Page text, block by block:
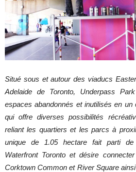
Situé sous et autour des viaducs
Adelaide de Toronto, Underpass
espaces abandonnés et inutilisés en un
qui offre diverses possibilités
reliant les quartiers et les parcs à
unique de 1.05 hectare fait parti
Waterfront Toronto et désire
Corktown Common et River Square